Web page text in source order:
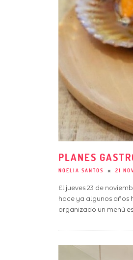
PLANES
NOELIA SANTOS 21
El jueves 23 de
hace ya algunos años
organizado un menú